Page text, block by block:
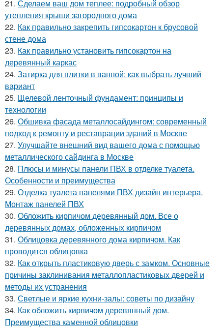
21. Сделаем ваш дом теплее: подробный обзор
утепления крыши загородного дома
22. Как правильно закрепить гипсокартон к брусовой
стене дома
23. Как правильно установить гипсокартон на
деревянный каркас
24. Затирка для плитки в ванной: как выбрать лучший
вариант
25. Щелевой ленточный фундамент: принципы и
технологии
26. Обшивка фасада металлосайдингом: современный
подход к ремонту и реставрации зданий в Москве
27. Улучшайте внешний вид вашего дома с помощью
металлического сайдинга в Москве
28. Плюсы и минусы панели ПВХ в отделке туалета.
Особенности и преимущества
29. Отделка туалета панелями ПВХ дизайн интерьера.
Монтаж панелей ПВХ
30. Обложить кирпичом деревянный дом. Все о
деревянных домах, обложенных кирпичом
31. Облицовка деревянного дома кирпичом. Как
проводится облицовка
32. Как открыть пластиковую дверь с замком. Основные
причины заклинивания металлопластиковых дверей и
методы их устранения
33. Светлые и яркие кухни-залы: советы по дизайну
34. Как обложить кирпичом деревянный дом.
Преимущества каменной облицовки